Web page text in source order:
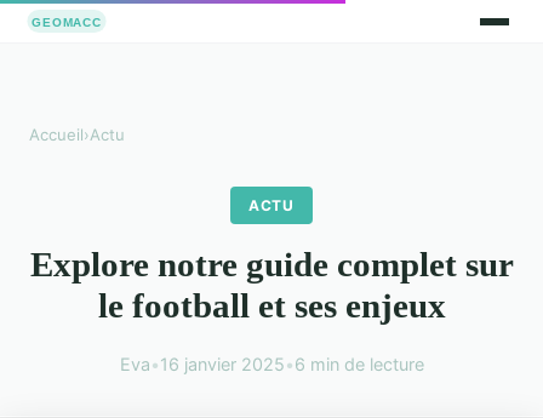
Accueil›Actu
ACTU
Explore notre guide complet sur
le football et ses enjeux
Eva•16 janvier 2025•6 min de lecture